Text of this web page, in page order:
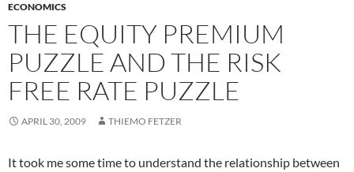
ECONOMICS
THE EQUITY PREMIUM
PUZZLE AND THE RISK
FREE RATE PUZZLE
APRIL 30, 2009 THIEMO FETZER
It took me some time to understand the relationship between